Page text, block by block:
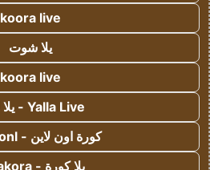
koora live
يلا شوت
koora live
Yalla Live - يلا لايف
كورة اون لاين - koora onl
يلا كورة - yallakora